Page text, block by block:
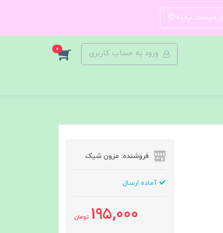
از دستت نرفته😍
ورود به حساب کاربری 0
فروشنده: مزون شیک
آماده ارسال
195,000 تومان